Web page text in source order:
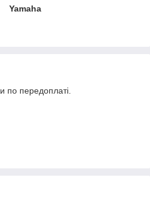
Yamaha
по передоплаті.